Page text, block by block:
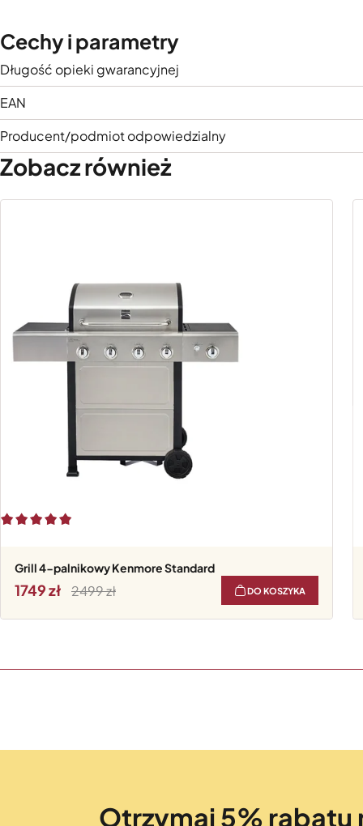
Cechy i parametry
Długość opieki gwarancyjnej
EAN
Producent/podmiot odpowiedzialny
Zobacz również
Grill 4-palnikowy Kenmore Standard
1749 2499 DO KOSZYKA
Otrzymaj 5% rabatu